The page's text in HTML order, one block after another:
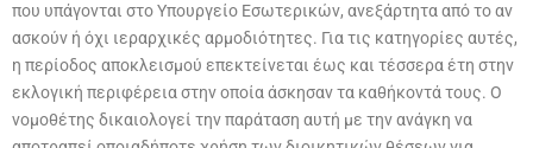
που υπάγονται στο Υπουργείο Εσωτερικών, ανεξάρτητα από το αν
ασκούν ή όχι ιεραρχικές αρμοδιότητες. Για τις κατηγορίες αυτές,
η περίοδος αποκλεισμού επεκτείνεται έως και τέσσερα έτη στην
εκλογική περιφέρεια στην οποία άσκησαν τα καθήκοντά τους. Ο
νομοθέτης δικαιολογεί την παράταση αυτή με την ανάγκη να